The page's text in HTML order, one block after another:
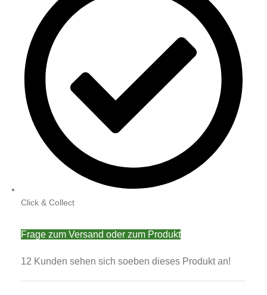
Click & Collect
Frage zum Versand oder zum Produkt
12 Kunden sehen sich soeben dieses Produkt an!